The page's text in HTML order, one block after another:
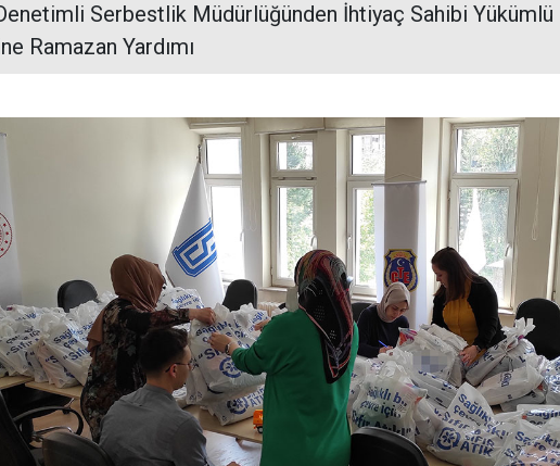
Serbestlik Müdürlüğünden İhtiyaç Sahibi Yükümlü
Ramazan Yardımı